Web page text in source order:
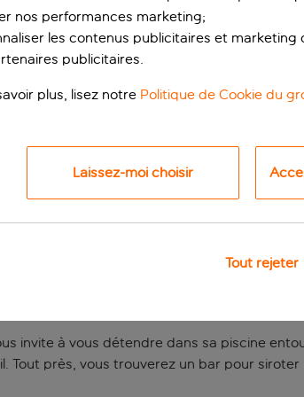
de
l’
est niché au
cinq minutes à pied de la plage et des
invite à vous détendre dans sa piscine
Tout près, vous trouverez un bar pour siroter
nos performances marketing;
les contenus publicitaires et
publicitaires.
plus, lisez notre Politique de Cookie du
Laissez-moi choisir
Tout rejeter